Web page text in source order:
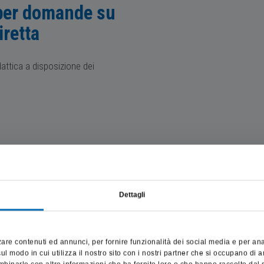
Dettagli
contenuti ed annunci, per fornire funzionalità dei social media e per
modo in cui utilizza il nostro sito con i nostri partner che si occupano di
domande su
a disposizione dei
e riporta dati, prodotti e beni sensibili per la salute e la sicurezza
del paziente; pertanto, per visitare il sito, dichiaro di essere un
operatore sanitario.